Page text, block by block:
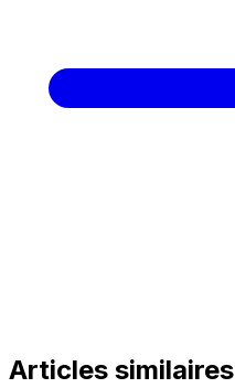
Articles similaires